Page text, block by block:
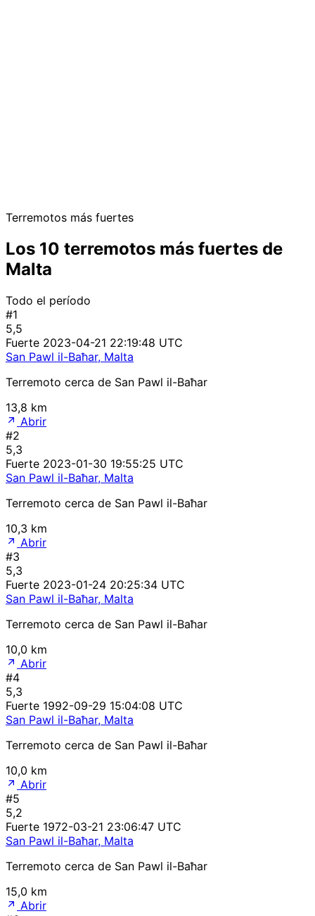
Terremotos más fuertes
Los 10 terremotos más fuertes de
Malta
Todo el período
#1
5,5
Fuerte 2023-04-21 22:19:48 UTC
San Pawl il-Baħar, Malta
Terremoto cerca de San Pawl il-Baħar
13,8 km
Abrir
#2
5,3
Fuerte 2023-01-30 19:55:25 UTC
San Pawl il-Baħar, Malta
Terremoto cerca de San Pawl il-Baħar
10,3 km
Abrir
#3
5,3
Fuerte 2023-01-24 20:25:34 UTC
San Pawl il-Baħar, Malta
Terremoto cerca de San Pawl il-Baħar
10,0 km
Abrir
#4
5,3
Fuerte 1992-09-29 15:04:08 UTC
San Pawl il-Baħar, Malta
Terremoto cerca de San Pawl il-Baħar
10,0 km
Abrir
#5
5,2
Fuerte 1972-03-21 23:06:47 UTC
San Pawl il-Baħar, Malta
Terremoto cerca de San Pawl il-Baħar
15,0 km
Abrir